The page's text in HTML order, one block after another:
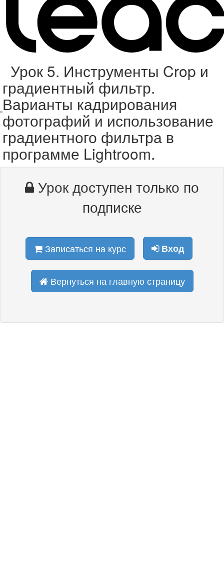
Урок 5. Инструменты Crop и
градиентный фильтр.
Варианты кадрирования
фотографий и использование
градиентного фильтра в
программе Lightroom.
Урок доступен только по
подписке
Записаться на курс Вход
Вернуться на главную страницу